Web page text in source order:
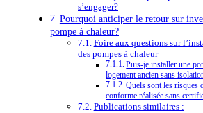
s’engager?
Pourquoi anticiper le retour sur
pompe à chaleur?
Foire aux questions sur
des pompes à chaleur
Puis-je installer une
logement ancien sans
Quels sont les risques
conforme réalisée sans
Publications similaires :